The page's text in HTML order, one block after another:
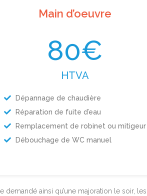
Main d’oeuvre
80€
HTVA
Dépannage de chaudière
Réparation de fuite d’eau
Remplacement de robinet ou mitigeur
Débouchage de WC manuel
demandé ainsi qu’une majoration le soir,